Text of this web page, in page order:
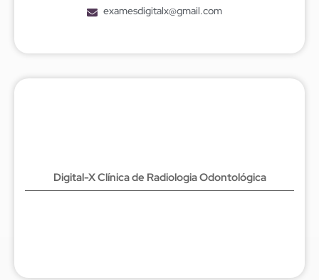
examesdigitalx@gmail.com
Digital-X Clínica de Radiologia Odontológica